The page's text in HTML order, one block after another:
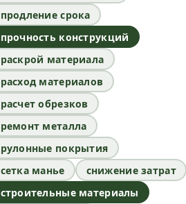
продление срока
прочность конструкций
раскрой материала
расход материалов
расчет обрезков
ремонт металла
рулонные покрытия
сетка манье
снижение затрат
строительные материалы